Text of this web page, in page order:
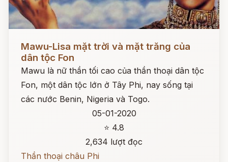
Mawu-Lisa mặt trời và mặt trăng của
dân tộc Fon
Mawu là nữ thần tối cao của thần thoại dân tộc
Fon, một dân tộc lớn ở Tây Phi, nay sống tại
các nước Benin, Nigeria và Togo.
05-01-2020
⭐ 4.8
2,634 lượt đọc
Thần thoại châu Phi